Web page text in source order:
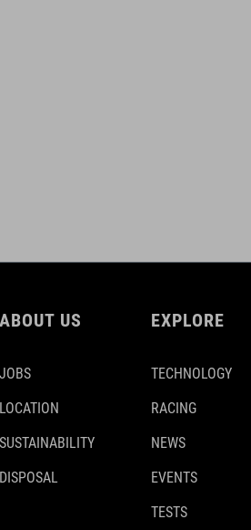
ABOUT US
JOBS
LOCATION
SUSTAINABILITY
DISPOSAL
EXPLORE
TECHNOLOGY
RACING
NEWS
EVENTS
TESTS